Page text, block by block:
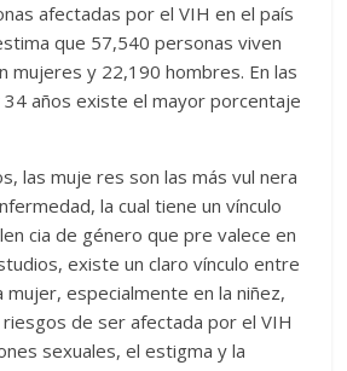
afectadas por el VIH en el país
que 57,540 personas viven
mujeres y 22,190 hombres. En las
años existe el mayor porcentaje
las muje res son las más vul nera
la cual tiene un vínculo
cia de género que pre valece en
existe un claro vínculo entre
mujer, especialmente en la niñez,
de ser afectada por el VIH
sexuales, el estigma y la